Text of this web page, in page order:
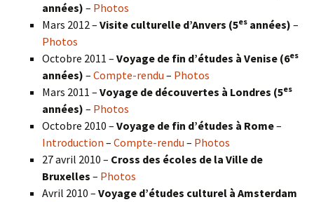
années) – Photos
Mars 2012 – Visite culturelle d’Anvers (5es années) –
Photos
Octobre 2011 – Voyage de fin d’études à Venise (6es
années) – Compte-rendu – Photos
Mars 2011 – Voyage de découvertes à Londres (5es
années) – Photos
Octobre 2010 – Voyage de fin d’études à Rome–
Introduction – Compte-rendu – Photos
27 avril 2010 – Cross des écoles de la Ville de
Bruxelles – Photos
Avril 2010 – Voyage d’études culturel à Amsterdam